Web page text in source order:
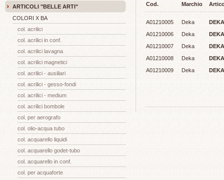
ARTICOLI "BELLE ARTI"
COLORI X BA
col. acrilici
col. acrilici in conf.
col. acrilici lavagna
col. acrilici magnetici
col. acrilici - ausiliari
col. acrilici - gesso-fondi
col. acrilici - medium
col. acrilici bombole
col. per aerografo
col. olio-acqua tubo
col. acquarello liquidi
col. acquarello godet-tubo
col. acquarello in conf.
col. per acquaforte
Cod. Marchio
A01210005 Deka
A01210006
Deka
A01210007
Deka
A01210008
Deka
A01210009
Deka